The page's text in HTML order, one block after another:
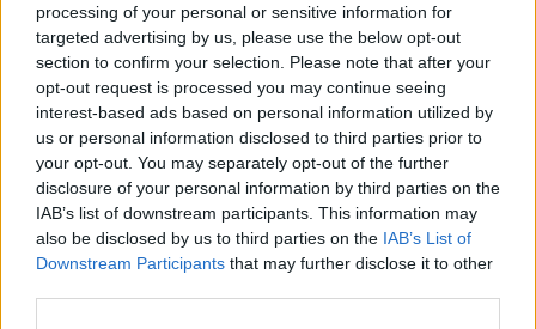
processing of your personal or sensitive information for
targeted advertising by us, please use the below opt-out
section to confirm your selection. Please note that after your
opt-out request is processed you may continue seeing
interest-based ads based on personal information utilized by
us or personal information disclosed to third parties prior to
your opt-out. You may separately opt-out of the further
disclosure of your personal information by third parties on the
IAB’s list of downstream participants. This information may
also be disclosed by us to third parties on the IAB’s List of
Downstream Participants that may further disclose it to other
( 0 recensioni )
Categorie
Abrasivi
I prodotti abrasivi
Antincendio